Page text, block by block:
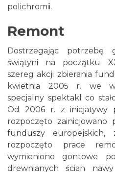
polichromii.
Remont
Dostrzegając potrzebę
świątyni na początku
szereg akcji zbierania
kwietnia 2005 r. we
specjalny spektakl co
Od 2006 r. z inicjatywy
rozpoczęto zainicjowano
funduszy
rozpoczęto prace
wymieniono gontowe
drewnianych ścian